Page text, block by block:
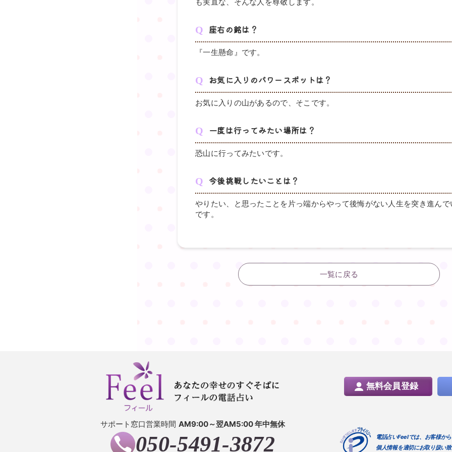
も実直な、そんな人を尊敬します。
座右の銘は？
『一生懸命』です。
お気に入りのパワースポットは？
お気に入りの山があるので、そこです。
一度は行ってみたい場所は？
恐山に行ってみたいです。
今後挑戦したいことは？
やりたい、と思ったことを片っ端からやって後悔がない人生を突き進ん
です。
一覧に戻る
サポート窓口営業時間 AM9:00～翌AM5:00 年中無休
050-5491-3872
無料会員登録
電話占いFeelでは、お客様か
個人情報を適切にお取り扱い